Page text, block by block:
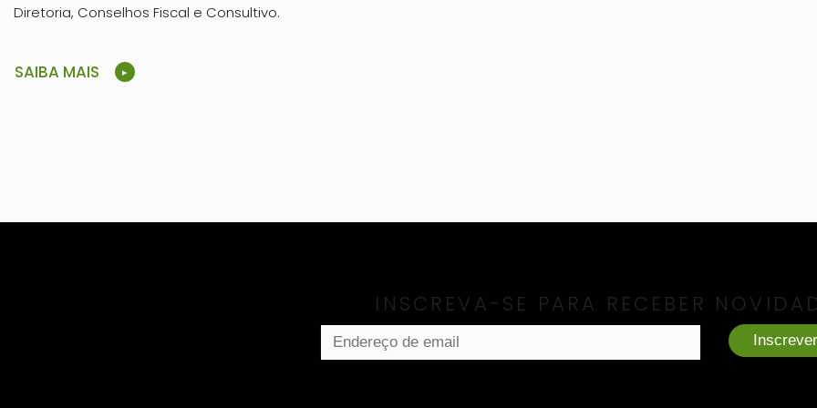
Diretoria, Conselhos Fiscal e Consultivo.
SAIBA MAIS
INSCREVA-SE PARA RECEBER